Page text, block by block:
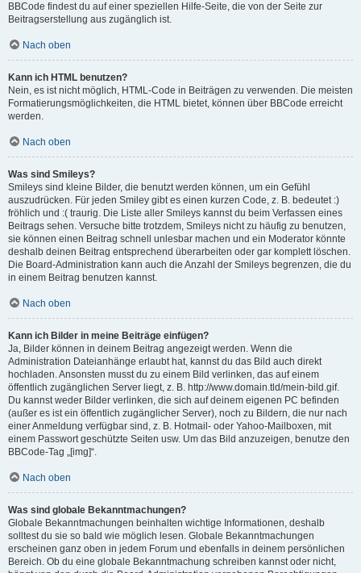
BBCode findest du auf einer speziellen Hilfe-Seite, die von der Seite zur
Beitragserstellung aus zugänglich ist.
Nach oben
Kann ich HTML benutzen?
Nein, es ist nicht möglich, HTML-Code in Beiträgen zu verwenden. Die meisten
Formatierungsmöglichkeiten, die HTML bietet, können über BBCode erreicht
werden.
Nach oben
Was sind Smileys?
Smileys sind kleine Bilder, die benutzt werden können, um ein Gefühl
auszudrücken. Für jeden Smiley gibt es einen kurzen Code, z. B. bedeutet :)
fröhlich und :( traurig. Die Liste aller Smileys kannst du beim Verfassen eines
Beitrags sehen. Versuche bitte trotzdem, Smileys nicht zu häufig zu benutzen,
sie können einen Beitrag schnell unlesbar machen und ein Moderator könnte
deshalb deinen Beitrag entsprechend überarbeiten oder gar komplett löschen.
Die Board-Administration kann auch die Anzahl der Smileys begrenzen, die du
in einem Beitrag benutzen kannst.
Nach oben
Kann ich Bilder in meine Beiträge einfügen?
Ja, Bilder können in deinem Beitrag angezeigt werden. Wenn die
Administration Dateianhänge erlaubt hat, kannst du das Bild auch direkt
hochladen. Ansonsten musst du zu einem Bild verlinken, das auf einem
öffentlich zugänglichen Server liegt, z. B. http://www.domain.tld/mein-bild.gif.
Du kannst weder Bilder verlinken, die sich auf deinem eigenen PC befinden
(außer es ist ein öffentlich zugänglicher Server), noch zu Bildern, die nur nach
einer Anmeldung verfügbar sind, z. B. Hotmail- oder Yahoo-Mailboxen, mit
einem Passwort geschützte Seiten usw. Um das Bild anzuzeigen, benutze den
BBCode-Tag „[img]“.
Nach oben
Was sind globale Bekanntmachungen?
Globale Bekanntmachungen beinhalten wichtige Informationen, deshalb
solltest du sie so bald wie möglich lesen. Globale Bekanntmachungen
erscheinen ganz oben in jedem Forum und ebenfalls in deinem persönlichen
Bereich. Ob du eine globale Bekanntmachung schreiben kannst oder nicht,